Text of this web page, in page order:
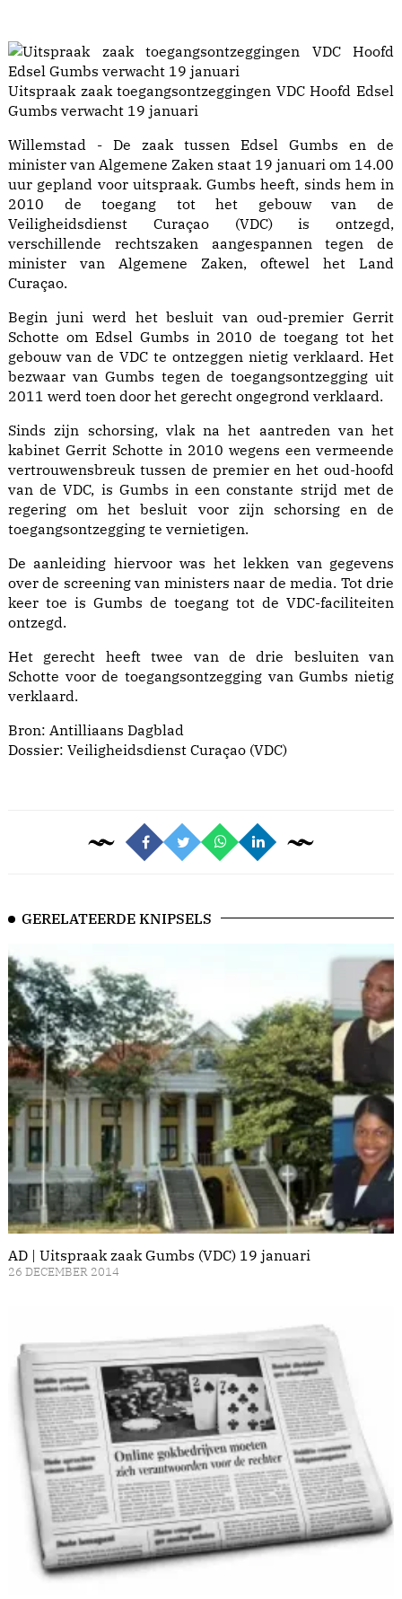
Uitspraak zaak toegangsontzeggingen VDC Hoofd Edsel
Gumbs verwacht 19 januari
Willemstad - De zaak tussen Edsel Gumbs en de
minister van Algemene Zaken staat 19 januari om 14.00
uur gepland voor uitspraak. Gumbs heeft, sinds hem in
2010 de toegang tot het gebouw van de
Veiligheidsdienst Curaçao (VDC) is ontzegd,
verschillende rechtszaken aangespannen tegen de
minister van Algemene Zaken, oftewel het Land
Curaçao.
Begin juni werd het besluit van oud-premier Gerrit
Schotte om Edsel Gumbs in 2010 de toegang tot het
gebouw van de VDC te ontzeggen nietig verklaard. Het
bezwaar van Gumbs tegen de toegangsontzegging uit
2011 werd toen door het gerecht ongegrond verklaard.
Sinds zijn schorsing, vlak na het aantreden van het
kabinet Gerrit Schotte in 2010 wegens een vermeende
vertrouwensbreuk tussen de premier en het oud-hoofd
van de VDC, is Gumbs in een constante strijd met de
regering om het besluit voor zijn schorsing en de
toegangsontzegging te vernietigen.
De aanleiding hiervoor was het lekken van gegevens
over de screening van ministers naar de media. Tot drie
keer toe is Gumbs de toegang tot de VDC-faciliteiten
ontzegd.
Het gerecht heeft twee van de drie besluiten van
Schotte voor de toegangsontzegging van Gumbs nietig
verklaard.
Bron: Antilliaans Dagblad
Dossier: Veiligheidsdienst Curaçao (VDC)
GERELATEERDE KNIPSELS
AD | Uitspraak zaak Gumbs (VDC) 19 januari
26 DECEMBER 2014